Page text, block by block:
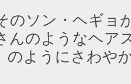
のソン・ヘギョ
んのようなヘア
のようにさわや